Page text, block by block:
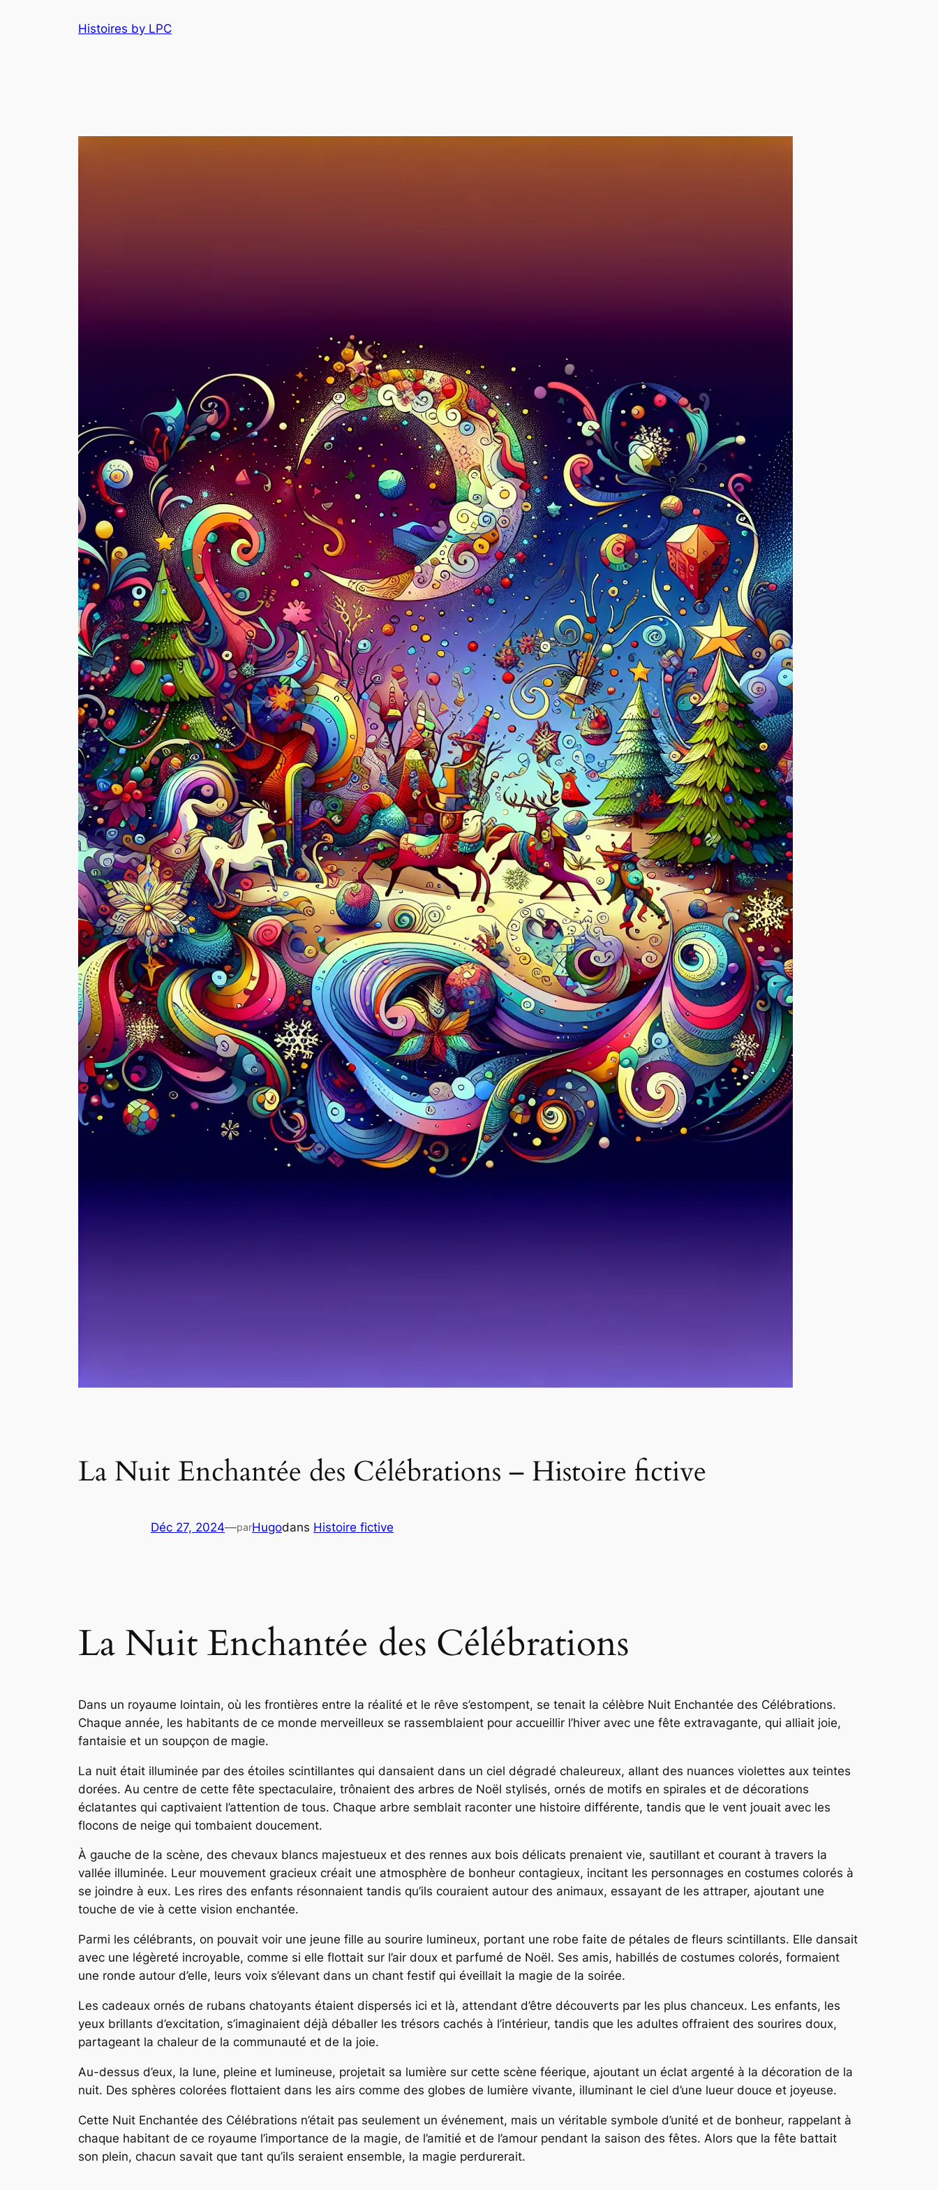
Histoires by LPC
La Nuit Enchantée des Célébrations – Histoire fictive
Déc 27, 2024—parHugodans Histoire fictive
La Nuit Enchantée des Célébrations
Dans un royaume lointain, où les frontières entre la réalité et le rêve s’estompent, se tenait la célèbre Nuit Enchantée des Célébrations.
Chaque année, les habitants de ce monde merveilleux se rassemblaient pour accueillir l’hiver avec une fête extravagante, qui alliait joie,
fantaisie et un soupçon de magie.
La nuit était illuminée par des étoiles scintillantes qui dansaient dans un ciel dégradé chaleureux, allant des nuances violettes aux teintes
dorées. Au centre de cette fête spectaculaire, trônaient des arbres de Noël stylisés, ornés de motifs en spirales et de décorations
éclatantes qui captivaient l’attention de tous. Chaque arbre semblait raconter une histoire différente, tandis que le vent jouait avec les
flocons de neige qui tombaient doucement.
À gauche de la scène, des chevaux blancs majestueux et des rennes aux bois délicats prenaient vie, sautillant et courant à travers la
vallée illuminée. Leur mouvement gracieux créait une atmosphère de bonheur contagieux, incitant les personnages en costumes colorés à
se joindre à eux. Les rires des enfants résonnaient tandis qu’ils couraient autour des animaux, essayant de les attraper, ajoutant une
touche de vie à cette vision enchantée.
Parmi les célébrants, on pouvait voir une jeune fille au sourire lumineux, portant une robe faite de pétales de fleurs scintillants. Elle dansait
avec une légèreté incroyable, comme si elle flottait sur l’air doux et parfumé de Noël. Ses amis, habillés de costumes colorés, formaient
une ronde autour d’elle, leurs voix s’élevant dans un chant festif qui éveillait la magie de la soirée.
Les cadeaux ornés de rubans chatoyants étaient dispersés ici et là, attendant d’être découverts par les plus chanceux. Les enfants, les
yeux brillants d’excitation, s’imaginaient déjà déballer les trésors cachés à l’intérieur, tandis que les adultes offraient des sourires doux,
partageant la chaleur de la communauté et de la joie.
Au-dessus d’eux, la lune, pleine et lumineuse, projetait sa lumière sur cette scène féerique, ajoutant un éclat argenté à la décoration de la
nuit. Des sphères colorées flottaient dans les airs comme des globes de lumière vivante, illuminant le ciel d’une lueur douce et joyeuse.
Cette Nuit Enchantée des Célébrations n’était pas seulement un événement, mais un véritable symbole d’unité et de bonheur, rappelant à
chaque habitant de ce royaume l’importance de la magie, de l’amitié et de l’amour pendant la saison des fêtes. Alors que la fête battait
son plein, chacun savait que tant qu’ils seraient ensemble, la magie perdurerait.